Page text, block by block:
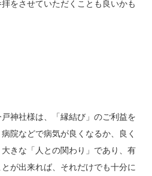
をさせていただくことも良いかも
神社様は、「縁結び」のご利益を
院などで病気が良くなるか、良く
きな「人との関わり」であり、有
が出来れば、それだけでも十分に